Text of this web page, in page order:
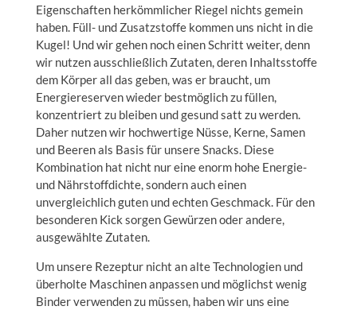
Eigenschaften herkömmlicher Riegel nichts gemein
haben. Füll- und Zusatzstoffe kommen uns nicht in die
Kugel! Und wir gehen noch einen Schritt weiter, denn
wir nutzen ausschließlich Zutaten, deren Inhaltsstoffe
dem Körper all das geben, was er braucht, um
Energiereserven wieder bestmöglich zu füllen,
konzentriert zu bleiben und gesund satt zu werden.
Daher nutzen wir hochwertige Nüsse, Kerne, Samen
und Beeren als Basis für unsere Snacks. Diese
Kombination hat nicht nur eine enorm hohe Energie-
und Nährstoffdichte, sondern auch einen
unvergleichlich guten und echten Geschmack. Für den
besonderen Kick sorgen Gewürzen oder andere,
ausgewählte Zutaten.
Um unsere Rezeptur nicht an alte Technologien und
überholte Maschinen anpassen und möglichst wenig
Binder verwenden zu müssen, haben wir uns eine